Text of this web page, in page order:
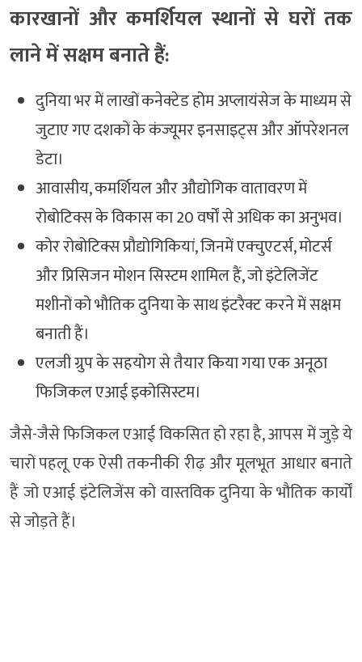
कारखानों और कमर्शियल स्थानों से घरों तक
लाने में सक्षम बनाते हैं:
दुनिया भर में लाखों कनेक्टेड होम अप्लायंसेज के माध्यम से
जुटाए गए दशकों के कंज्यूमर इनसाइट्स और ऑपरेशनल
डेटा।
आवासीय, कमर्शियल और औद्योगिक वातावरण में
रोबोटिक्स के विकास का 20 वर्षों से अधिक का अनुभव।
कोर रोबोटिक्स प्रौद्योगिकियां, जिनमें एक्चुएटर्स, मोटर्स
और प्रिसिजन मोशन सिस्टम शामिल हैं, जो इंटेलिजेंट
मशीनों को भौतिक दुनिया के साथ इंटरैक्ट करने में सक्षम
बनाती हैं।
एलजी ग्रुप के सहयोग से तैयार किया गया एक अनूठा
फिजिकल एआई इकोसिस्टम।
जैसे-जैसे फिजिकल एआई विकसित हो रहा है, आपस में जुड़े ये
चारों पहलू एक ऐसी तकनीकी रीढ़ और मूलभूत आधार बनाते
हैं जो एआई इंटेलिजेंस को वास्तविक दुनिया के भौतिक कार्यों
से जोड़ते हैं।